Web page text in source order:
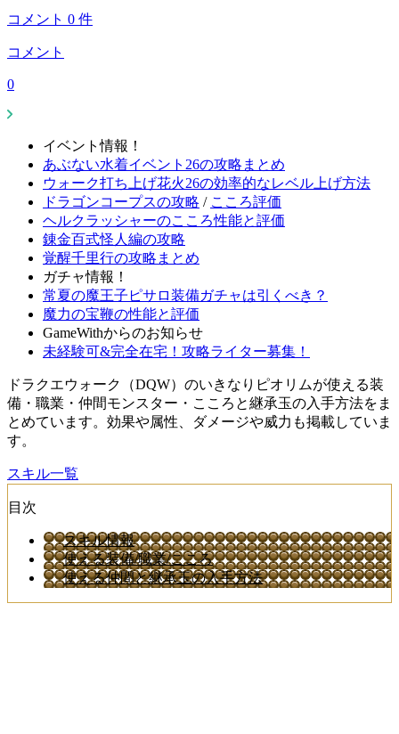
コメント 0 件
コメント
0
イベント情報！
あぶない水着イベント26の攻略まとめ
ウォーク打ち上げ花火26の効率的なレベル上げ方法
ドラゴンコープスの攻略 / こころ評価
ヘルクラッシャーのこころ性能と評価
錬金百式怪人編の攻略
覚醒千里行の攻略まとめ
ガチャ情報！
常夏の魔王子ピサロ装備ガチャは引くべき？
魔力の宝鞭の性能と評価
GameWithからのお知らせ
未経験可&完全在宅！攻略ライター募集！
ドラクエウォーク（DQW）のいきなりピオリムが使える装
備・職業・仲間モンスター・こころと継承玉の入手方法をま
とめています。効果や属性、ダメージや威力も掲載していま
す。
スキル一覧
目次
スキル情報
使える装備/職業/こころ
使える仲間と継承玉の入手方法